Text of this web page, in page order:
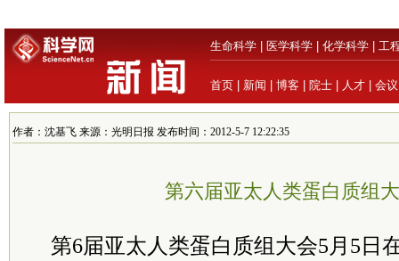
生命科学 医学科学 化学科学 工
首页 新闻 博客 院士 人才 会议
作者：沈基飞 来源：光明日报 发布时间：2012-5-7 12:22:35
第六届亚太人类蛋白质组
第6届亚太人类蛋白质组大会5月5日